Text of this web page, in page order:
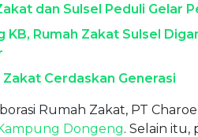
dan Sulsel Peduli Gelar
Rumah Zakat Sulsel
Cerdaskan Generasi
Rumah Zakat, PT
Dongeng. Selain itu,